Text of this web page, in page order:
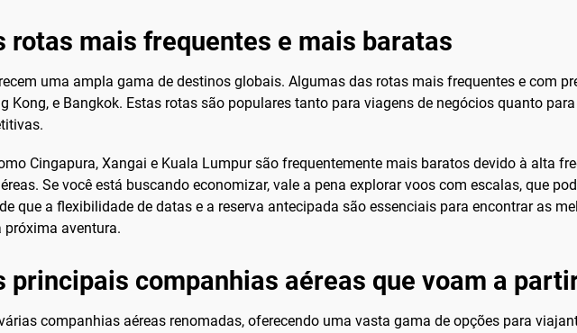
rotas mais frequentes e mais baratas
uma ampla gama de destinos globais. Algumas das rotas mais frequentes e com
Kong, e Bangkok. Estas rotas são populares tanto para viagens de negócios quanto
Cingapura, Xangai e Kuala Lumpur são frequentemente mais baratos devido à alta
Se você está buscando economizar, vale a pena explorar voos com escalas, que
que a flexibilidade de datas e a reserva antecipada são essenciais para encontrar as
próxima aventura.
principais companhias aéreas que voam a
companhias aéreas renomadas, oferecendo uma vasta gama de opções para